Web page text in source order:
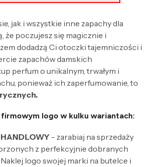
jak i wszystkie inne zapachy dla
że poczujesz się magicznie i
dodadzą Ci otoczki tajemniczości i
zapachów damskich
perfum o unikalnym, trwałym i
ponieważ ich zaperfumowanie, to
logo w kulku wariantach:
- zarabiaj na sprzedaży
z perfekcyjnie dobranych
Naklej logo swojej marki na butelce i